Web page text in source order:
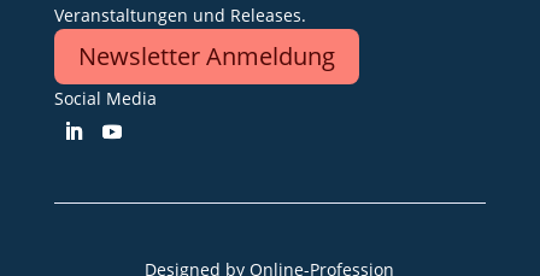
Veranstaltungen und Releases.
Newsletter Anmeldung
Social Media
Designed byOnline-Profession